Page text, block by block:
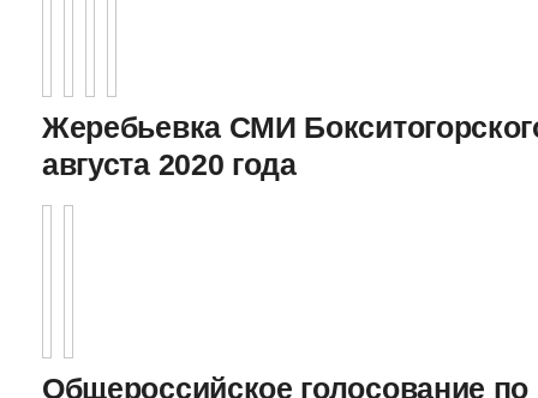
Жеребьевка СМИ
августа 2020 года
Общероссийское голосование